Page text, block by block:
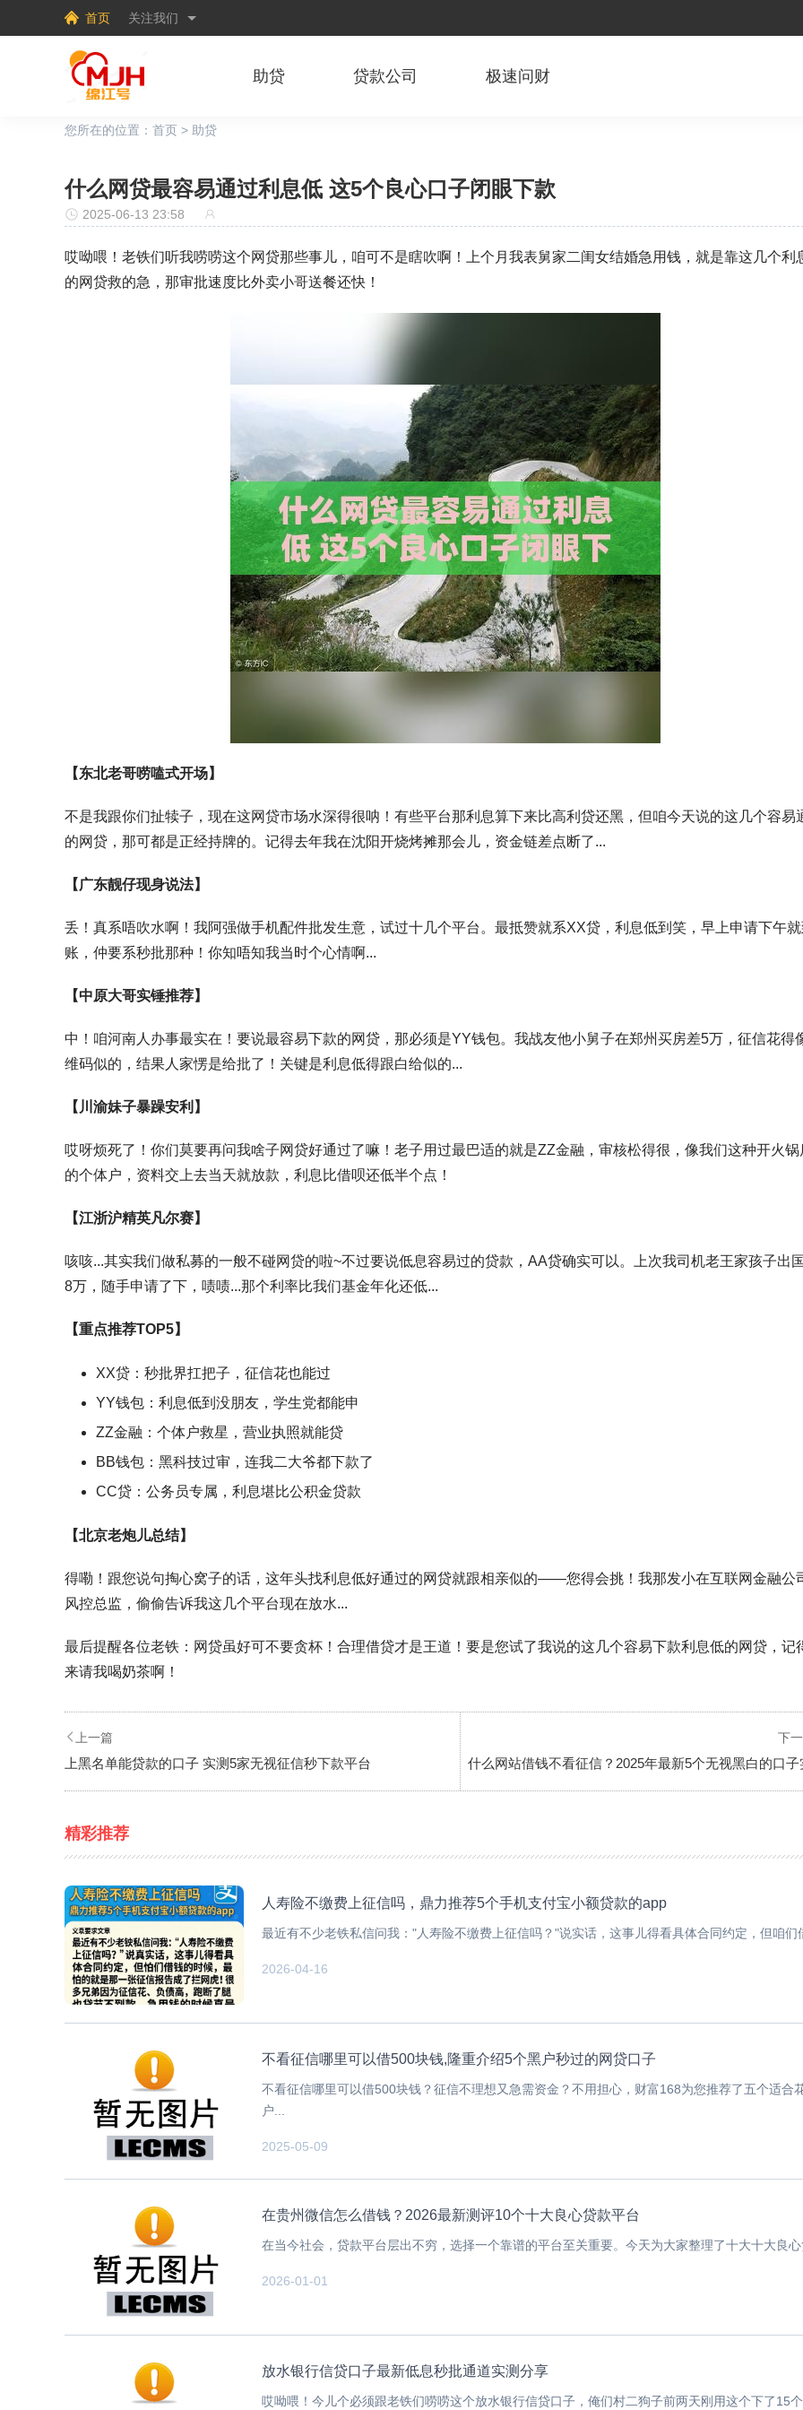
首页 关注我们
助贷 贷款公司 极速问财
您所在的位置： 首页 > 助贷
什么网贷最容易通过利息低 这5个良心口子闭眼下款
2025-06-13 23:58
哎呦喂！老铁们听我唠唠这个网贷那些事儿，咱可不是瞎吹啊！上个月我表舅家二闺女结婚急用钱，就是靠这几个利
的网贷救的急，那审批速度比外卖小哥送餐还快！
【东北老哥唠嗑式开场】
不是我跟你们扯犊子，现在这网贷市场水深得很呐！有些平台那利息算下来比高利贷还黑，但咱今天说的这几个容易
的网贷 ，那可都是正经持牌的。记得去年我在沈阳开烧烤摊那会儿，资金链差点断了...
【广东靓仔现身说法】
丢！真系唔吹水啊！我阿强做手机配件批发生意，试过十几个平台。最抵赞就系XX贷 ，利息低到笑，早上申请下午就
账，仲要系秒批那种！你知唔知我当时个心情啊...
【中原大哥实锤推荐】
中！咱河南人办事最实在！要说最容易下款的网贷 ，那必须是YY钱包。我战友他小舅子在郑州买房差5万，征信花得
维码似的，结果人家愣是给批了！关键是利息低得跟白给似的...
【川渝妹子暴躁安利】
哎呀烦死了！你们莫要再问我啥子网贷好通过了嘛！老子用过最巴适的就是ZZ金融 ，审核松得很，像我们这种开火锅
的个体户，资料交上去当天就放款， 利息 比借呗还低半个点！
【江浙沪精英凡尔赛】
咳咳...其实我们做私募的一般不碰网贷的啦~不过要说低息容易过的贷款 ， AA贷确实可以。上次我司机老王家孩子出
8万，随手申请了下，啧啧...那个利率比我们基金年化还低...
【重点推荐TOP5】
XX贷 ：秒批界扛把子，征信花也能过
YY钱包 ：利息低到没朋友，学生党都能申
ZZ金融 ：个体户救星，营业执照就能贷
BB钱包：黑科技过审，连我二大爷都下款了
CC贷：公务员专属，利息堪比公积金贷款
【北京老炮儿总结】
得嘞！跟您说句掏心窝子的话，这年头找利息低好通过的网贷就跟相亲似的——您得会挑！我那发小在互联网金融公
风控总监，偷偷告诉我这几个平台现在放水...
最后提醒各位老铁： 网贷虽好可不要贪杯 ！合理借贷才是王道！要是您试了我说的这几个容易下款利息低的网贷 ，记
来请我喝奶茶啊！
上一篇
上黑名单能贷款的口子 实测5家无视征信秒下款平台
下
什么网站借钱不看征信？2025年最新5个无视黑白的口子
精彩推荐
人寿险不缴费上征信吗，鼎力推荐5个手机支付宝小额贷款的app
最近有不少老铁私信问我："人寿险不缴费上征信吗？"说实话，这事儿得看具体合同约定，但咱们
2026-04-16
不看征信哪里可以借500块钱,隆重介绍5个黑户秒过的网贷口子
不看征信哪里可以借500块钱？征信不理想又急需资金？不用担心，财富168为您推荐了五个适合
户...
2025-05-09
在贵州微信怎么借钱？2026最新测评10个十大良心贷款平台
在当今社会，贷款平台层出不穷，选择一个靠谱的平台至关重要。今天为大家整理了十大十大良心
2026-01-01
放水银行信贷口子最新低息秒批通道实测分享
哎呦喂！今儿个必须跟老铁们唠唠这个放水银行信贷口子，俺们村二狗子前两天刚用这个下了15个